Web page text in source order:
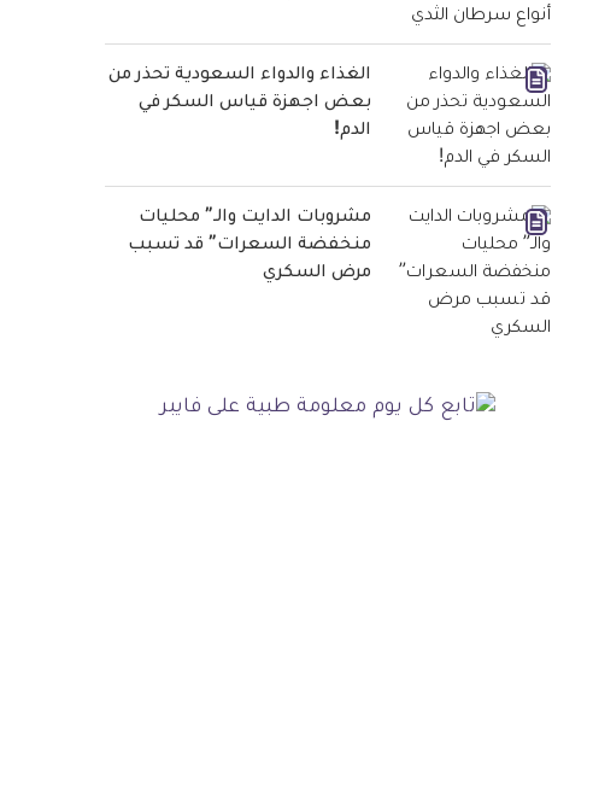
الغذاء والدواء السعودية تحذر من
بعض اجهزة قياس السكر في
الدم!
مشروبات الدايت والـ” محليات
منخفضة السعرات” قد تسبب
مرض السكري